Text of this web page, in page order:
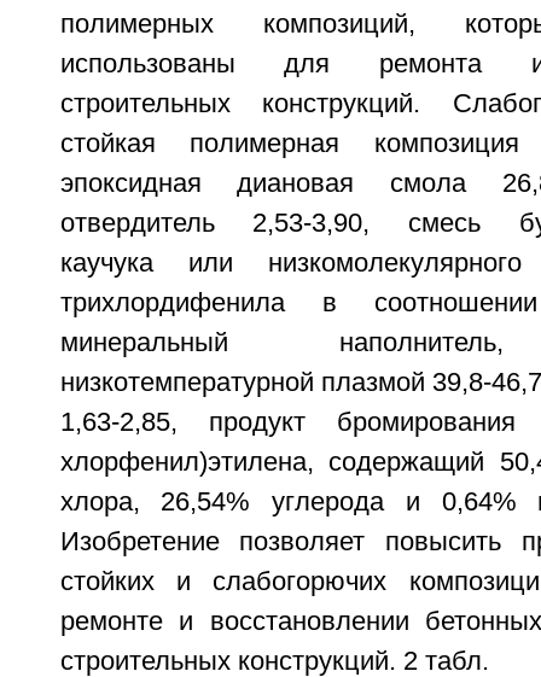
полимерных композиций,
использованы для ремонта и
строительных конструкций.
стойкая полимерная
эпоксидная диановая смола
отвердитель 2,53-3,90, смесь
каучука или
трихлордифенила в
минеральный
низкотемпературной плазмой 39,8-
1,63-2,85, продукт бромирования
хлорфенил)этилена, содержащий
хлора, 26,54% углерода и 0,64%
Изобретение позволяет повысить
стойких и слабогорючих
ремонте и восстановлении
строительных конструкций. 2 табл.